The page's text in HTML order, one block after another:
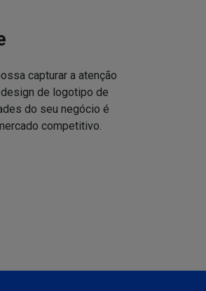
capturar a atenção
de logotipo de
do seu negócio é
competitivo.